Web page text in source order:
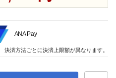
ANA Pay
決済方法ごとに決済上限額が異なります。